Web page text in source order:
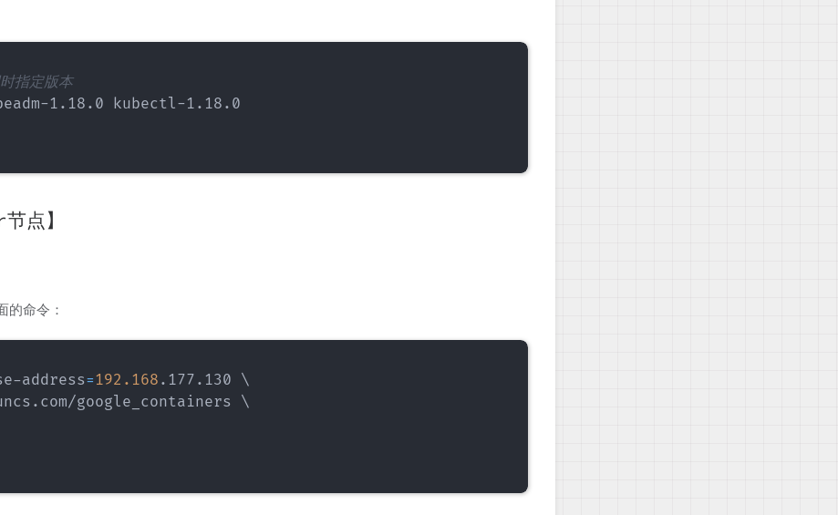
指定版本
点】
命令：
address=192.168 .177.130 \
google_containers \